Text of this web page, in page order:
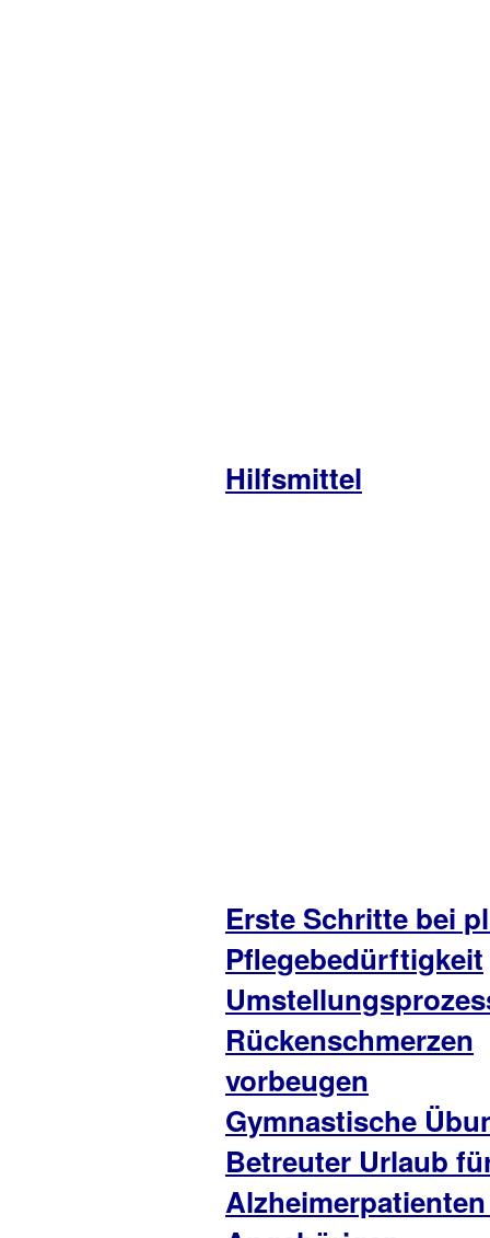
Hilfsmittel
Erste Schritte bei
Pflegebedürftigkeit
Rückenschmerzen
vorbeugen
Gymnastische
Betreuter Urlaub